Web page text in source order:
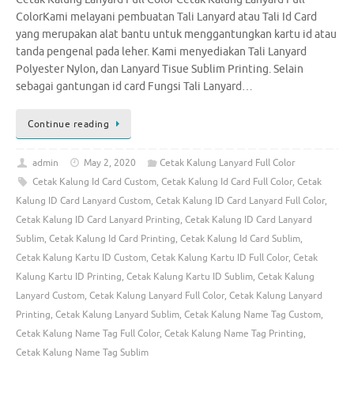
ColorKami melayani pembuatan Tali Lanyard atau Tali Id Card
yang merupakan alat bantu untuk menggantungkan kartu id atau
tanda pengenal pada leher. Kami menyediakan Tali Lanyard
Polyester Nylon, dan Lanyard Tisue Sublim Printing. Selain
sebagai gantungan id card Fungsi Tali Lanyard…
Continue reading
admin May 2, 2020
Cetak Kalung Lanyard Full Color
Cetak Kalung Id Card Custom, Cetak Kalung Id Card Full Color, Cetak
Kalung ID Card Lanyard Custom, Cetak Kalung ID Card Lanyard Full Color,
Cetak Kalung ID Card Lanyard Printing, Cetak Kalung ID Card Lanyard
Sublim, Cetak Kalung Id Card Printing, Cetak Kalung Id Card Sublim,
Cetak Kalung Kartu ID Custom, Cetak Kalung Kartu ID Full Color, Cetak
Kalung Kartu ID Printing, Cetak Kalung Kartu ID Sublim, Cetak Kalung
Lanyard Custom, Cetak Kalung Lanyard Full Color, Cetak Kalung Lanyard
Printing, Cetak Kalung Lanyard Sublim, Cetak Kalung Name Tag Custom,
Cetak Kalung Name Tag Full Color, Cetak Kalung Name Tag Printing,
Cetak Kalung Name Tag Sublim